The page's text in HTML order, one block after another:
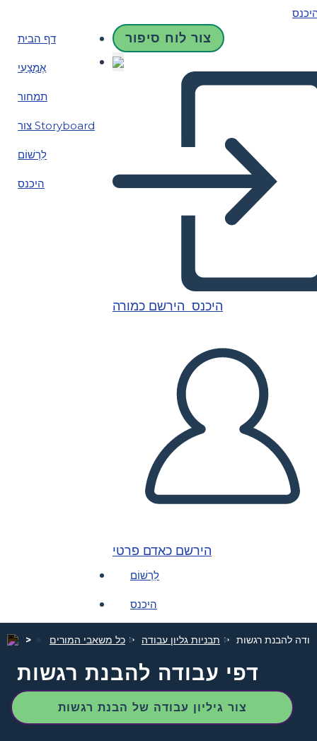
דף הבית
אֶמְצָעִי
תמחור
צור Storyboard
לִרְשׁוֹם
היכנס
צור לוח סיפור
היכנס הירשם כמורה
הירשם כאדם פרטי
לִרְשׁוֹם
היכנס
כל משאבי המורים תבניות גליון עבודה להבנת רגשות
דפי עבודה להבנת רגשות
צור גיליון עבודה של הבנת רגשות